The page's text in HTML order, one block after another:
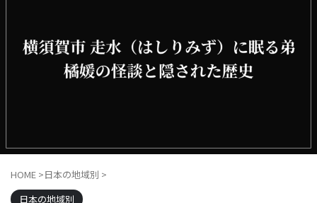
HOME >日本の地域別 >
日本の地域別